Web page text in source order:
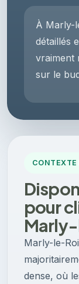
À Marly-
détaillés
vraiment
sur le
CONTEXTE
pour
Marly-le-
dense, où